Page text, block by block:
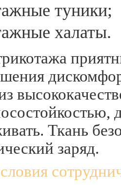
туники;
халаты.
Ткань
заряд.